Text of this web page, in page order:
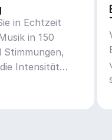
in Echtzeit
in 150
Stimmungen,
Intensität